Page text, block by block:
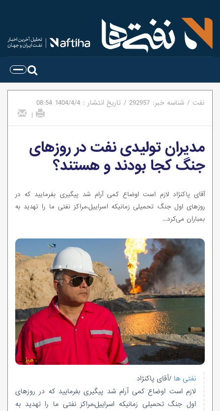
نفت / شناسه خبر: 292957
/ تاریخ انتشار : 1404/4/4
08:54
|
مدیران تولیدی نفت در روزهای
جنگ کجا بودند و هستند؟
آقای پاکنژاد لازم است اوضاع کمی آرام شد پیگیری بفرمایید که در
روزهای اول جنگ تحمیلی زمانیکه اسراییل،مراکز نفتی ما را تهدید به
بمباران می‌کرد...
نفتی ها /آقای پاکنژاد
لازم است اوضاع کمی آرام شد پیگیری بفرمایید که در روزهای
اول جنگ تحمیلی زمانیکه اسراییل،مراکز نفتی ما را تهدید به